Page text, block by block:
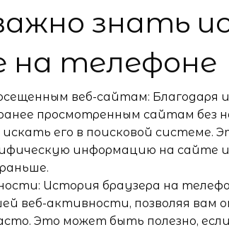
знать
на телефоне
веб-сайтам: Благодаря
просмотренным сайтам без
его в поисковой системе.
информацию на сайте
История браузера на
веб-активности, позволяя вам
Это может быть полезно,